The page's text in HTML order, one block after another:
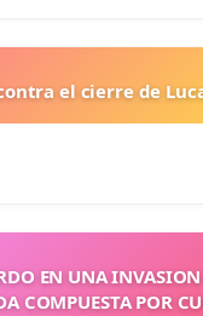
el cierre de
EN UNA
COMPUESTA POR